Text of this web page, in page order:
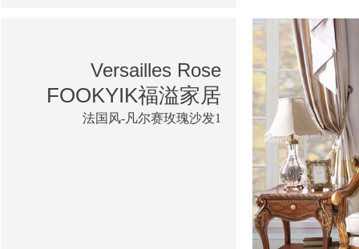
Versailles Rose
FOOKYIK福溢家居
法国风-凡尔赛玫瑰沙发1